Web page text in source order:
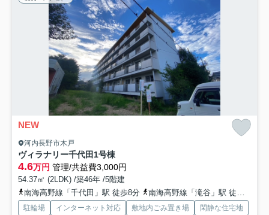
NEW
河内長野市木戸
ヴィラナリー千代田1号棟
4.6万円 管理/共益費3,000円
54.37㎡ (2LDK) /築46年 /5階建
南海高野線「千代田」駅 徒歩8分
南海高野線「滝谷」駅 徒歩16分
駐輪場 インターネット対応 敷地内ごみ置き場
閑静な住宅地